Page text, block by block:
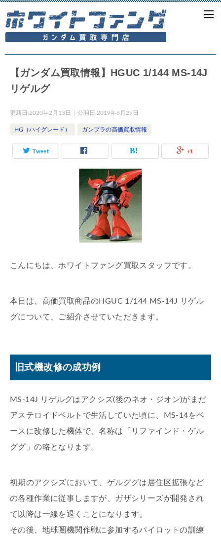
【ガンダム買取情報】HGUC 1/144 MS-14J
リゲルグ
更新日:2020年2月13日 公開日:2019年8月29日
HG（ハイグレード） ガンプラの高価買取情報
Tweet +1
こんにちは、ホワイトファング買取スタッフです。
本日は、高価買取商品のHGUC 1/144 MS-14J リゲル
グについて、ご紹介させていただきます。
旧式機改修の成功例
MS-14J リゲルグはアクシズ(後のネオ・ジオン)がまだ
アステロイドベルトで生活していた頃に、MS-14をベ
ースに改修した機体で、名称は「リファインド・ゲル
ググ」の略となります。
初期のアクシズにおいて、ゲルググは居住区拡張など
の各種作業に従事しますが、ガザシリーズが開発され
て以降は一線を退くことになります。
その後、地球圏機関作戦に参加するパイロットの訓練